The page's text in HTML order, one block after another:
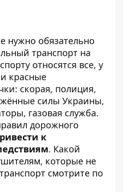
нужно обязательно
транспорт на
относятся все, у
красные
скорая, полиция,
силы Украины,
газовая служба.
дорожного
к
. Какой
которые не
смотрите по